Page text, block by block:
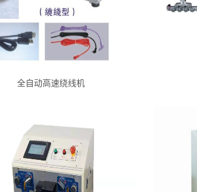
全自动高速绕线机